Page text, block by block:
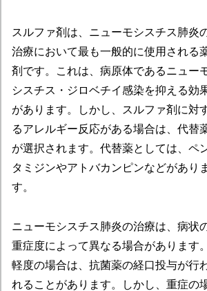
スルファ剤は、ニューモシスチス肺炎
治療において最も一般的に使用される
剤です。これは、病原体であるニュー
シスチス・ジロベチイ感染を抑える効
があります。しかし、スルファ剤に対
るアレルギー反応がある場合は、代替
が選択されます。代替薬としては、ペ
タミジンやアトバカンピンなどがありま
す。
ニューモシスチス肺炎の治療は、病状
重症度によって異なる場合があります。
軽度の場合は、抗菌薬の経口投与が行
れることがあります。しかし、重症の